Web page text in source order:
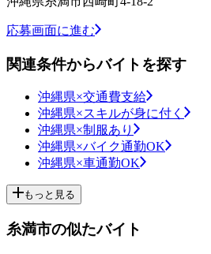
応募画面に進む
関連条件からバイトを探す
沖縄県×交通費支給
沖縄県×スキルが身に付く
沖縄県×制服あり
沖縄県×バイク通勤OK
沖縄県×車通勤OK
もっと見る
糸満市の似たバイト